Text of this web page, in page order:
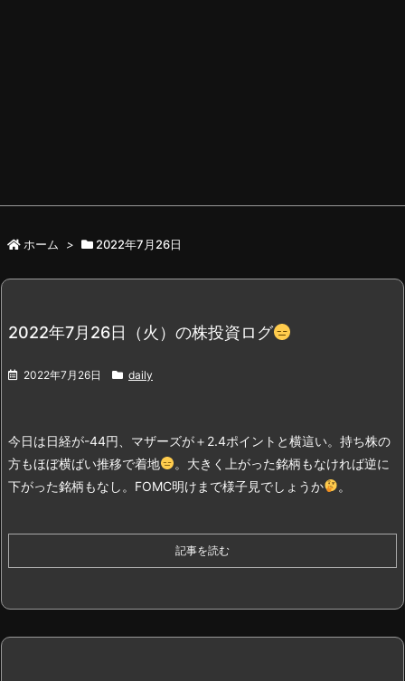
ホーム > 2022年7月26日
2022年7月26日（火）の株投資ログ
2022年7月26日 daily
今日は日経が-44円、マザーズが＋2.4ポイントと横這い。持ち株の
方もほぼ横ばい推移で着地
。 大きく上がった銘柄もなければ逆に
下がった銘柄もなし。FOMC明けまで様子見でしょうか
。
記事を読む